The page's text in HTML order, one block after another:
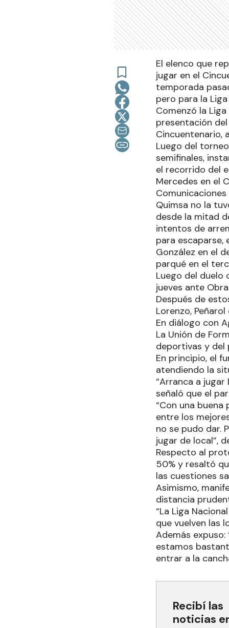
El elenco que
jugar en el
temporada
pero para la
Comenzó la
presentación
Cincuentenario,
Luego del
semifinales,
el recorrido del
Mercedes en el
Quimsa no la
desde la mitad
intentos de
para escaparse,
González en el
parqué en el
Luego del duelo
jueves ante
Después de
Lorenzo,
En diálogo con
La Unión de
deportivas y del
En principio, el
atendiendo la
“Arranca a jugar
señaló que el
“Con una
entre los
no se pudo dar.
jugar de local”,
Respecto al
50% y resaltó
las cuestiones
Asimismo,
distancia
“La Liga
que vuelven las
Además
estamos
entrar a la
Recibí las
noticias